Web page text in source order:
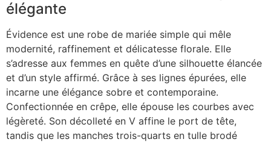
élégante
Évidence est une robe de mariée simple qui mêle
modernité, raffinement et délicatesse florale. Elle
s’adresse aux femmes en quête d’une silhouette élancée
et d’un style affirmé. Grâce à ses lignes épurées, elle
incarne une élégance sobre et contemporaine.
Confectionnée en crêpe, elle épouse les courbes avec
légèreté. Son décolleté en V affine le port de tête,
tandis que les manches trois-quarts en tulle brodé